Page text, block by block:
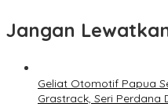
Jangan
Geliat Otomotif Papua
Grastrack, Seri Perdana